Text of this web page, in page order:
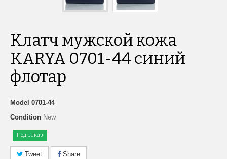
Клатч мужской кожа
KARYA 0701-44 синий
флотар
Model 0701-44
Condition New
Под заказ
Tweet Share